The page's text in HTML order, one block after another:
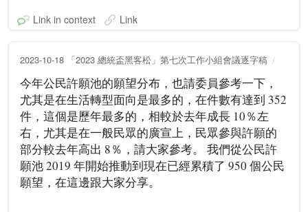
Link in context Link
2023-10-18 「2023 總統盃黑客松」第七次工作小組會議逐字稿
今年公民許願池的願望分布，也請委員參考一下，
尤其是在生活轉型面向是最多的，在件數有達到 352
件，這個是歷年最多的，相較於去年成長 10％左
右，尤其是在一般民眾的廣宣上，民眾參與許願的
部分較去年高出 8％，請大家參考。 我們從公民許
願池 2019 年開始推動到現在已經累積了 950 個公民
願望，在這邊跟大家分享。